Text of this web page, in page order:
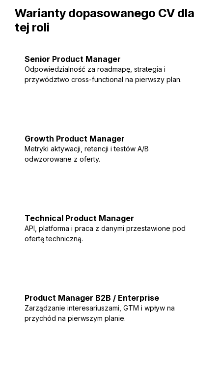
Warianty dopasowanego CV dla
tej roli
Senior Product Manager
Odpowiedzialność za roadmapę, strategia i
przywództwo cross-functional na pierwszy plan.
Growth Product Manager
Metryki aktywacji, retencji i testów A/B
odwzorowane z oferty.
Technical Product Manager
API, platforma i praca z danymi przestawione pod
ofertę techniczną.
Product Manager B2B / Enterprise
Zarządzanie interesariuszami, GTM i wpływ na
przychód na pierwszym planie.